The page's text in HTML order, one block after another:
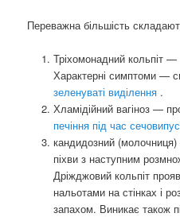
Переважна більшість
Тріхомонадний кольпіт
Характерні симптоми —
зеленуваті виділення .
Хламідійний вагіноз —
печіння під час
кандидозний
піхви з наступним
Дріжджовий кольпіт
нальотами на стінках і
запахом. Виникає також